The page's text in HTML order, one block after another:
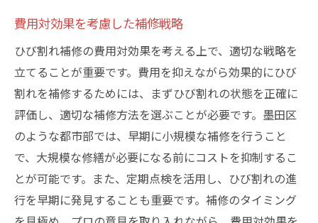
費用対効果を考慮した補修戦略
ひび割れ補修の費用対効果を考える上で、適切な戦略を
立てることが重要です。費用を抑えながら効果的にひび
割れを補修するためには、まずひび割れの状態を正確に
評価し、適切な補修方法を選ぶことが必要です。墨田区
のような都市部では、早期に小規模な補修を行うこと
で、大規模な修繕が必要になる前にコストを抑制するこ
とが可能です。また、定期点検を活用し、ひび割れの進
行を早期に発見することも重要です。補修のタイミング